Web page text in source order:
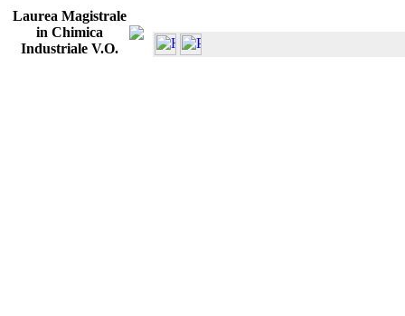
Laurea Magistrale
in Chimica
Industriale V.O.